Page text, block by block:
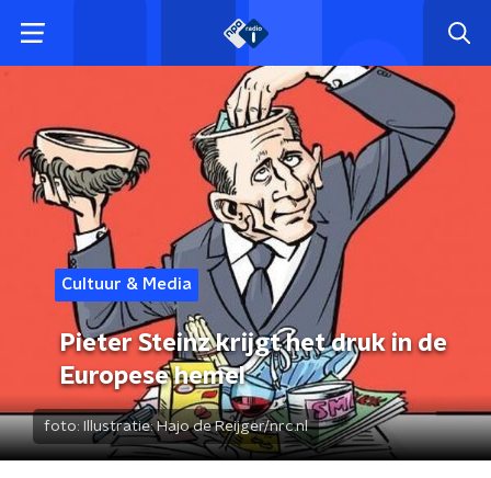
Cultuur & Media
Pieter Steinz krijgt het druk in de
Europese hemel
foto: Illustratie: Hajo de Reijger/nrc.nl